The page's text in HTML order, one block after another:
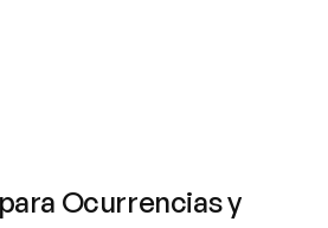
Ocurrencias y